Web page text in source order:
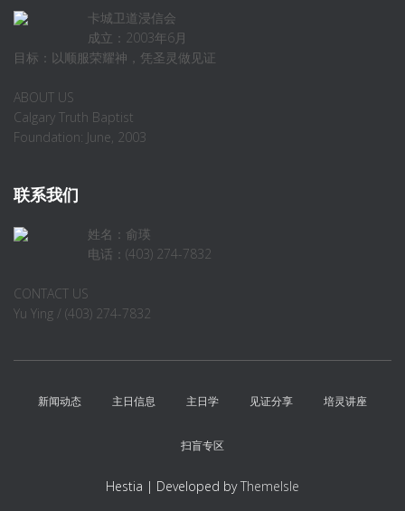
卡城卫道浸信会
成立：2003年6月
目标：以顺服荣耀神，凭圣灵做见证
ABOUT US
Calgary Truth Baptist
Foundation: June, 2003
联系我们
姓名：俞瑛
电话：(403) 274-7832
CONTACT US
Yu Ying / (403) 274-7832
新闻动态 主日信息 主日学 见证分享 培灵讲座
扫盲专区
Hestia | Developed byThemeIsle